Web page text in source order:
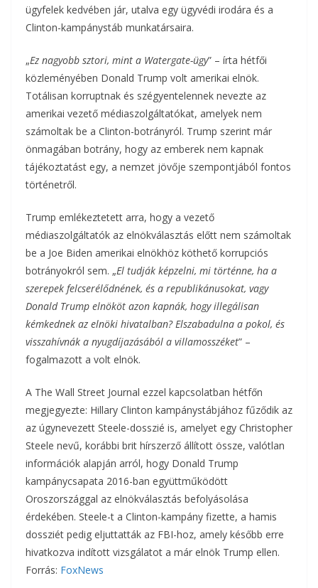
ügyfelek kedvében jár, utalva egy ügyvédi irodára és a
Clinton-kampánystáb munkatársaira.
„Ez nagyobb sztori, mint a Watergate-ügy” – írta hétfői
közleményében Donald Trump volt amerikai elnök.
Totálisan korruptnak és szégyentelennek nevezte az
amerikai vezető médiaszolgáltatókat, amelyek nem
számoltak be a Clinton-botrányról. Trump szerint már
önmagában botrány, hogy az emberek nem kapnak
tájékoztatást egy, a nemzet jövője szempontjából fontos
történetről.
Trump emlékeztetett arra, hogy a vezető
médiaszolgáltatók az elnökválasztás előtt nem számoltak
be a Joe Biden amerikai elnökhöz köthető korrupciós
botrányokról sem. „El tudják képzelni, mi történne, ha a
szerepek felcserélődnének, és a republikánusokat, vagy
Donald Trump elnököt azon kapnák, hogy illegálisan
kémkednek az elnöki hivatalban? Elszabadulna a pokol, és
visszahívnák a nyugdíjazásából a villamosszéket” –
fogalmazott a volt elnök.
A The Wall Street Journal ezzel kapcsolatban hétfőn
megjegyezte: Hillary Clinton kampánystábjához fűződik az
az úgynevezett Steele-dosszié is, amelyet egy Christopher
Steele nevű, korábbi brit hírszerző állított össze, valótlan
információk alapján arról, hogy Donald Trump
kampánycsapata 2016-ban együttműködött
Oroszországgal az elnökválasztás befolyásolása
érdekében. Steele-t a Clinton-kampány fizette, a hamis
dossziét pedig eljuttatták az FBI-hoz, amely később erre
hivatkozva indított vizsgálatot a már elnök Trump ellen.
Forrás: FoxNews